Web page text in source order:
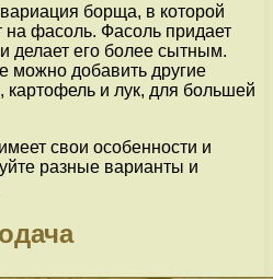
борща, в которой
на фасоль. Фасоль придает
делает его более сытным.
можно добавить другие
картофель и лук, для большей
свои особенности и
разные варианты и